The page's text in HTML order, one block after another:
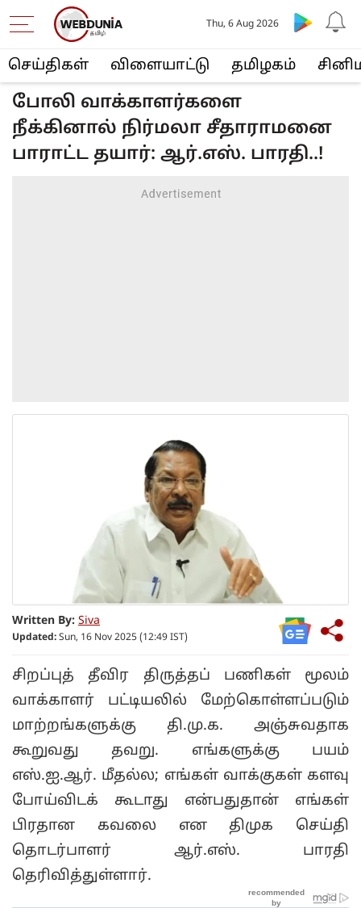
செய்திகள் விளையா‌ட்டு த‌மிழக‌ம்
Thu, 6 Aug 2026
போலி வாக்காளர்களை
நீக்கினால் நிர்மலா சீதாராமனை
பாராட்ட தயார்: ஆர்.எஸ். பாரதி..!
Written By: Siva
Updated: Sun, 16 Nov 2025 (12:49 IST)
சிறப்புத் தீவிர திருத்தப் பணிகள் மூலம்
வாக்காளர் பட்டியலில் மேற்கொள்ளப்படும்
மாற்றங்களுக்கு தி.மு.க. அஞ்சுவதாக
கூறுவது தவறு. எங்களுக்கு பயம்
எஸ்.ஐ.ஆர். மீதல்ல; எங்கள் வாக்குகள் களவு
போய்விடக் கூடாது என்பதுதான் எங்கள்
பிரதான கவலை என திமுக செய்தி
தொடர்பாளர் ஆர்.எஸ். பாரதி
தெரிவித்துள்ளார்.